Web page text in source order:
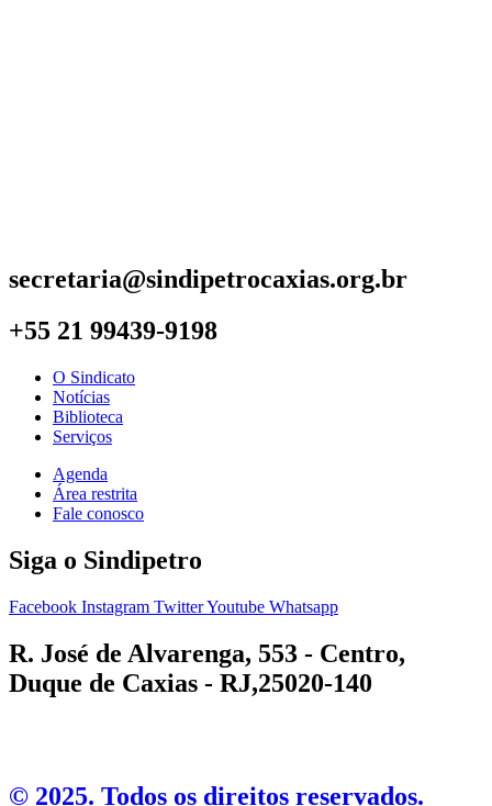
secretaria@sindipetrocaxias.org.br
+55 21 99439-9198
O Sindicato
Notícias
Biblioteca
Serviços
Agenda
Área restrita
Fale conosco
Siga o Sindipetro
Facebook Instagram TwitterYoutube Whatsapp
R. José de Alvarenga, 553 - Centro,
Duque de Caxias - RJ,25020-140
©️ 2025. Todos os direitos reservados.